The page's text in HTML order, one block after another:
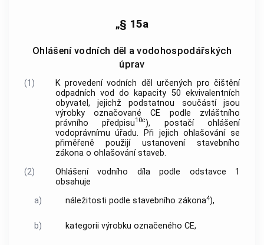
„§ 15a
Ohlášení vodních děl a vodohospodářských
úprav
(1)
K provedení vodních děl určených pro čištění
odpadních vod do kapacity 50 ekvivalentních
obyvatel, jejichž podstatnou součástí jsou
výrobky označované CE podle zvláštního
právního předpisu10c), postačí ohlášení
vodoprávnímu úřadu. Při jejich ohlašování se
přiměřeně použijí ustanovení stavebního
zákona o ohlašování staveb.
(2)
Ohlášení vodního díla podle odstavce 1
obsahuje
a)
náležitosti podle stavebního zákona4),
b) kategorii výrobku označeného CE,